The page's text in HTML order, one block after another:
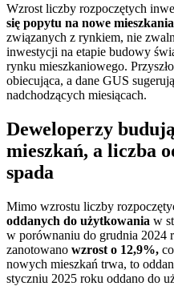
Wzrost liczby rozpoczętych
się popytu na nowe
związanych z rynkiem, nie
inwestycji na etapie budowy
rynku mieszkaniowego.
obiecująca, a dane GUS
nadchodzących miesiącach.
Deweloperzy
mieszkań, a liczba
spada
Mimo wzrostu liczby
oddanych do użytkowania w
w porównaniu do grudnia 2024
zanotowano wzrost o 12,9%,
nowych mieszkań trwa, to
styczniu 2025 roku oddano do